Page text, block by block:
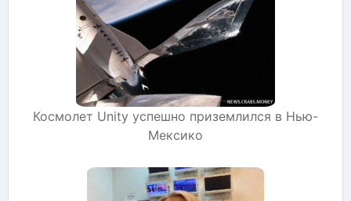
Космолет Unity успешно приземлился в Нью-
Мексико